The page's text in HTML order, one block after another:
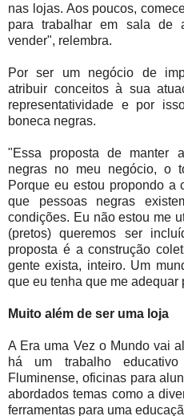
nas lojas. Aos poucos,
para trabalhar em sala de
vender", relembra.
Por ser um negócio de
atribuir conceitos à sua
representatividade e por
boneca negras.
"Essa proposta de manter
negras no meu negócio, o
Porque eu estou propondo a
que pessoas negras
condições. Eu não estou me
(pretos) queremos ser
proposta é a construção
gente exista, inteiro. Um
que eu tenha que me adequar
Muito além de ser uma loja
A Era uma Vez o Mundo vai
há um trabalho
Fluminense, oficinas para
abordados temas como a
ferramentas para uma